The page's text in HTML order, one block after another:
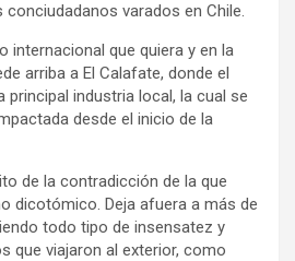
varados en Chile.
internacional que quiera y en la
arriba a El Calafate, donde el
principal industria local, la cual se
desde el inicio de la
de la contradicción de la que
dicotómico. Deja afuera a más de
todo tipo de insensatez y
que viajaron al exterior, como